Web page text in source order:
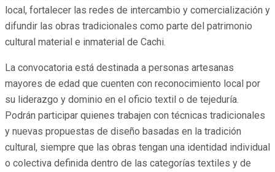
local, fortalecer las redes de intercambio y comercialización y
difundir las obras tradicionales como parte del patrimonio
cultural material e inmaterial de Cachi.
La convocatoria está destinada a personas artesanas
mayores de edad que cuenten con reconocimiento local por
su liderazgo y dominio en el oficio textil o de tejeduría.
Podrán participar quienes trabajen con técnicas tradicionales
y nuevas propuestas de diseño basadas en la tradición
cultural, siempre que las obras tengan una identidad individual
o colectiva definida dentro de las categorías textiles y de